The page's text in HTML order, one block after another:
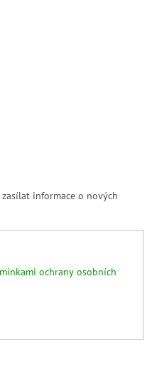
informace o nových
ochrany osobních